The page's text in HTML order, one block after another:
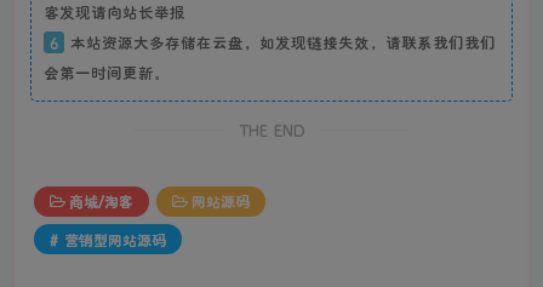
客发现请向站长举报
6
本站资源大多存储在云盘，如发现链接失效，请联系我们我们
会第一时间更新。
THE END
商城/淘客
网站源码
# 营销型网站源码